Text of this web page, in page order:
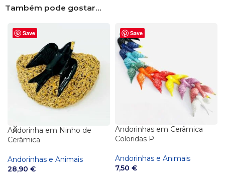
Também pode gostar…
Save
Andorinha em Ninho de
Cerâmica
Andorinhas e Animais
28,90 €
Save
Andorinhas em Cerâmica
Coloridas P
Andorinhas e Animais
7,50 €